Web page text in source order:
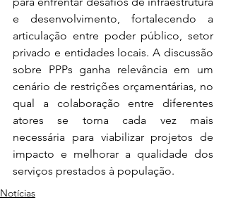
e desenvolvimento, fortalecendo a
articulação entre poder público, setor
privado e entidades locais. A discussão
sobre PPPs ganha relevância em um
cenário de restrições orçamentárias, no
qual a colaboração entre diferentes
atores se torna cada vez mais
necessária para viabilizar projetos de
impacto e melhorar a qualidade dos
serviços prestados à população.
Notícias